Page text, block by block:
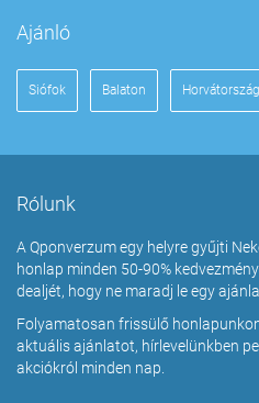
Ajánló
Siófok Balaton Horvátország
Rólunk
A Qponverzum egy helyre gyűjti
honlap minden 50-90%
dealjét, hogy ne maradj le egy
Folyamatosan frissülő
aktuális ajánlatot, hírlevelünkben
akciókról minden nap.